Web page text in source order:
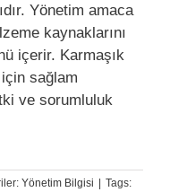
Yönetim amaca
kaynaklarını
içerir. Karmaşık
sağlam
ve sorumluluk
Yönetim Bilgisi
Tags: